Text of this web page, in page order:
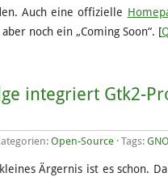
Auch eine offizielle
noch ein „Coming Soon“. [
integriert Gtk2-
Open-Source · Tags:
Ärgernis ist es schon.